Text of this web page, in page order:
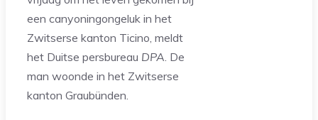
een canyoningongeluk in het
Zwitserse kanton Ticino, meldt
het Duitse persbureau DPA. De
man woonde in het Zwitserse
kanton Graubünden.